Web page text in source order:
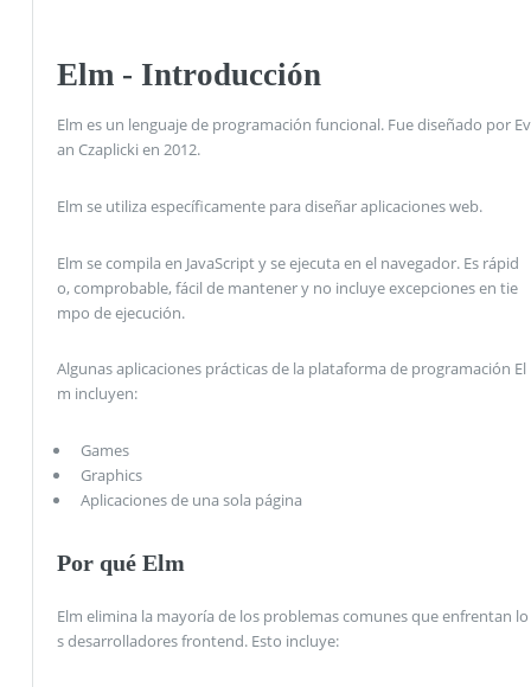
Elm - Introducción
Elm es un lenguaje de programación funcional. Fue diseñado por Ev
an Czaplicki en 2012.
Elm se utiliza específicamente para diseñar aplicaciones web.
Elm se compila en JavaScript y se ejecuta en el navegador. Es rápid
o, comprobable, fácil de mantener y no incluye excepciones en tie
mpo de ejecución.
Algunas aplicaciones prácticas de la plataforma de programación El
m incluyen:
Games
Graphics
Aplicaciones de una sola página
Por qué Elm
Elm elimina la mayoría de los problemas comunes que enfrentan lo
s desarrolladores frontend. Esto incluye: